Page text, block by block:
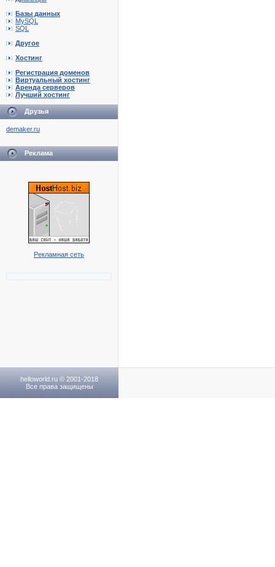
Базы данных
MySQL
SQL
Другое
Хостинг
Регистрация доменов
Виртуальный хостинг
Аренда серверов
Лучший хостинг
Друзья
demaker.ru
Реклама
Рекламная сеть
helloworld.ru © 2001-2018
Все права защищены